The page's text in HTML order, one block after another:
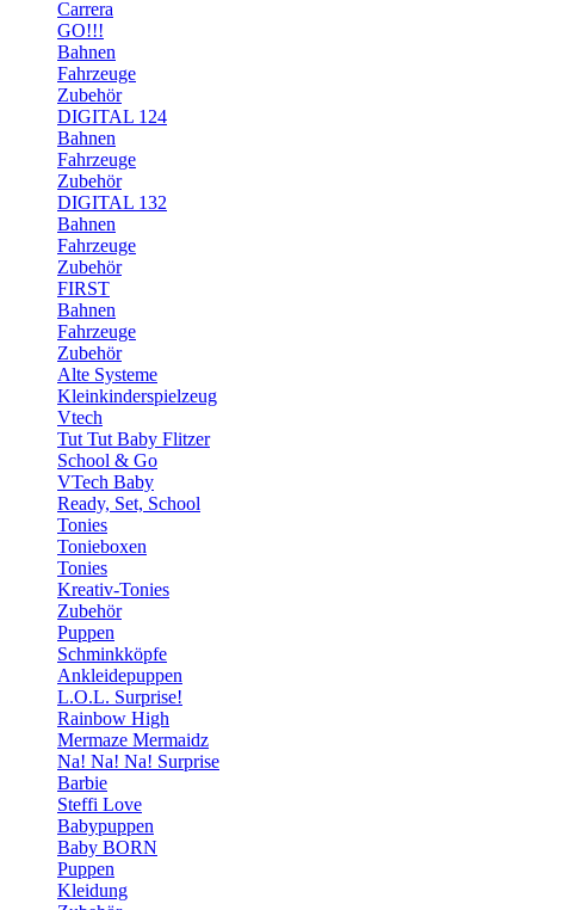
Carrera
GO!!!
Bahnen
Fahrzeuge
Zubehör
DIGITAL 124
Bahnen
Fahrzeuge
Zubehör
DIGITAL 132
Bahnen
Fahrzeuge
Zubehör
FIRST
Bahnen
Fahrzeuge
Zubehör
Alte Systeme
Kleinkinderspielzeug
Vtech
Tut Tut Baby Flitzer
School & Go
VTech Baby
Ready, Set, School
Tonies
Tonieboxen
Tonies
Kreativ-Tonies
Zubehör
Puppen
Schminkköpfe
Ankleidepuppen
L.O.L. Surprise!
Rainbow High
Mermaze Mermaidz
Na! Na! Na! Surprise
Barbie
Steffi Love
Babypuppen
Baby BORN
Puppen
Kleidung